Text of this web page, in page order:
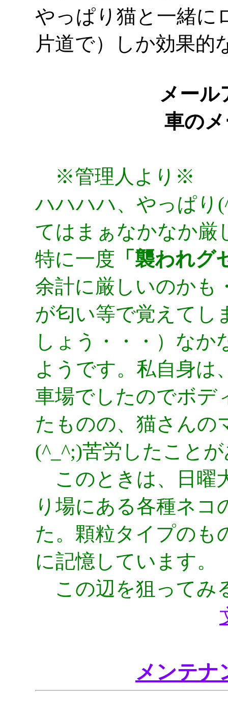
やっぱり猫と一緒に
片道で）しか効果的
メール
車の
※管理人より※
ハハハハ、やっぱり
てはまぁなかなか厳
特に一度 「襲われグ
余計に厳しいのかも
が匂い等で覚えてし
しょう・・・）なか
ようです。私自身は
車場でしたのでボデ
たものの、猫さんの
(^_^;)苦労したこと
このときは、日曜
り場にある各種ネコ
た。顆粒タイプのも
に記憶しています。
この辺を狙ってみ
メンテナ